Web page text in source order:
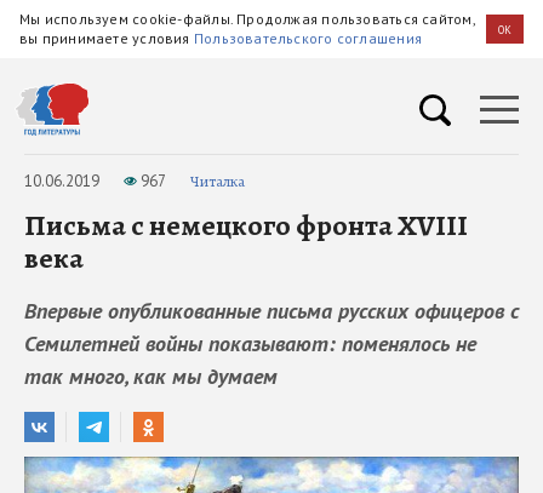
Мы используем cookie-файлы. Продолжая пользоваться сайтом,
вы принимаете условия Пользовательского соглашения OK
10.06.2019 967 Читалка
Письма с немецкого фронта XVIII
века
Впервые опубликованные письма русских офицеров с
Семилетней войны показывают: поменялось не
так много, как мы думаем